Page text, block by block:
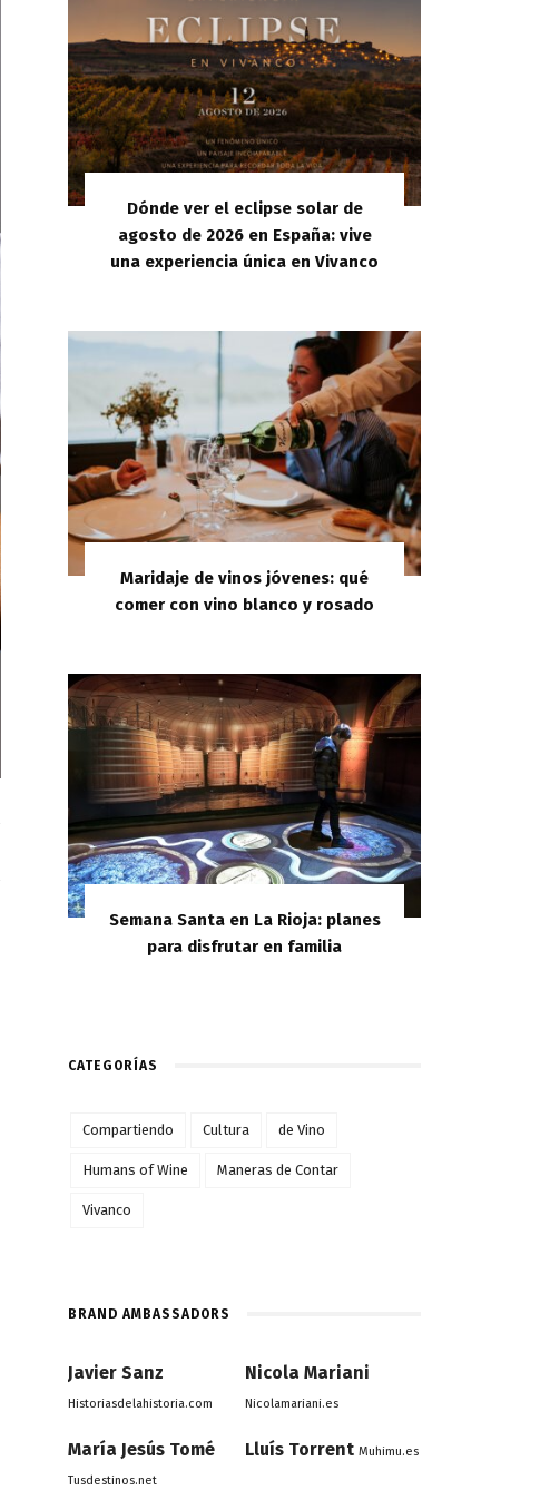
Dónde ver el eclipse solar de
agosto de 2026 en España: vive
una experiencia única en Vivanco
Maridaje de vinos jóvenes: qué
comer con vino blanco y rosado
Semana Santa en La Rioja: planes
para disfrutar en familia
CATEGORÍAS
Compartiendo Cultura de Vino
Humans of Wine Maneras de Contar
Vivanco
BRAND AMBASSADORS
Javier Sanz
Historiasdelahistoria.com
Nicola Mariani
Nicolamariani.es
María Jesús Tomé
Tusdestinos.net
Lluís Torrent Muhimu.es